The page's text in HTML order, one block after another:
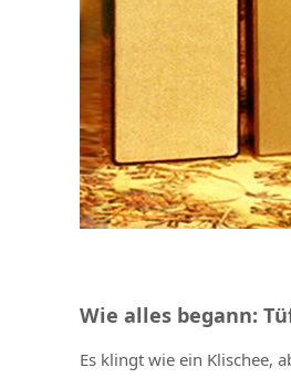
Wie alles begann:
Es klingt wie ein Klischee,